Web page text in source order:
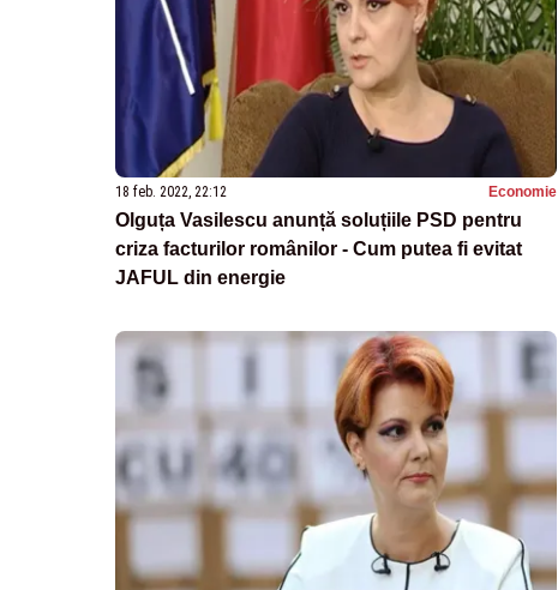
18 feb. 2022, 22:12 Economie
Olguța Vasilescu anunță soluțiile PSD pentru
criza facturilor românilor - Cum putea fi evitat
JAFUL din energie